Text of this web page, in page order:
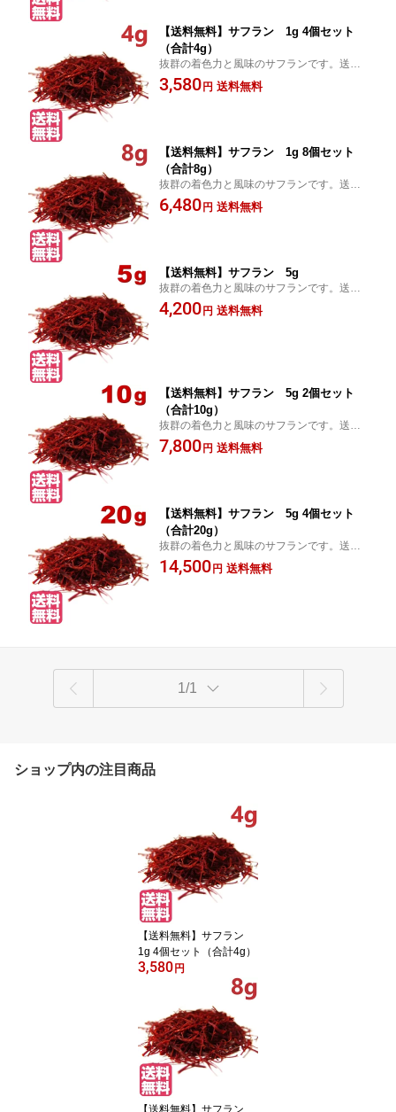
【送料無料】サフラン 1g 4個セット
（合計4g）
抜群の着色力と風味のサフランです。送料
無料でお届けします。
3,580円 送料無料
【送料無料】サフラン 1g 8個セット
（合計8g）
抜群の着色力と風味のサフランです。送料
無料でお届けします。
6,480円 送料無料
【送料無料】サフラン 5g
抜群の着色力と風味のサフランです。送料
無料でお届けします。
4,200円 送料無料
【送料無料】サフラン 5g 2個セット
（合計10g）
抜群の着色力と風味のサフランです。送料
無料でお届けします。
7,800円 送料無料
【送料無料】サフラン 5g 4個セット
（合計20g）
抜群の着色力と風味のサフランです。送料
無料でお届けします。
14,500円 送料無料
1/1
ショップ内の注目商品
【送料無料】サフラン
1g 4個セット（合計4g）
3,580円
【送料無料】サフラン